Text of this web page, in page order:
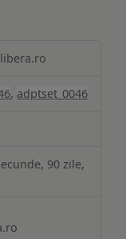
, adptset_0046
90 zile,